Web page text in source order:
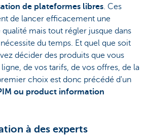
de plateformes libres. Ces
de lancer efficacement une
mais tout régler jusque dans
du temps. Et quel que soit
décider des produits que vous
de vos tarifs, de vos offres, de la
choix est donc précédé d'un
ou product information
à des experts